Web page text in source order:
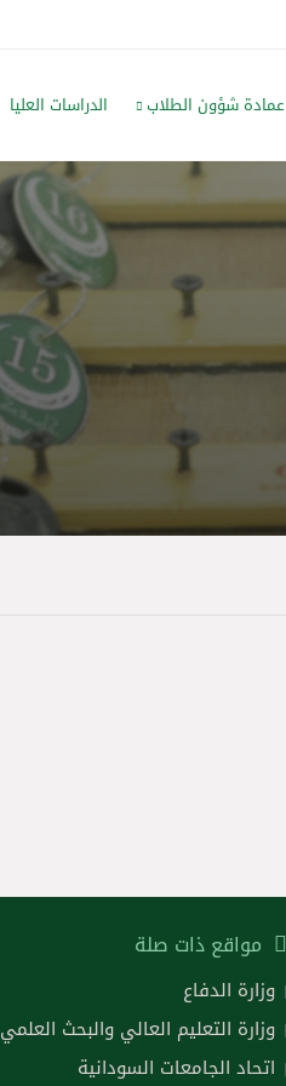
عمادة شؤون الطلاب الدراسات العليا
مواقع ذات صلة
وزارة الدفاع
وزارة التعليم العالي والبحث العلمي
اتحاد الجامعات السودانية